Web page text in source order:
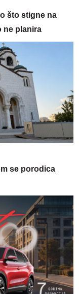
što stigne na
ne planira
se porodica